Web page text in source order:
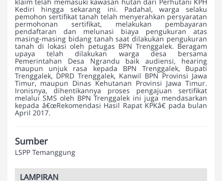
Kediri hingga sekarang ini. Padahal, warga selaku
pemohon sertifikat tanah telah menyerahkan persyaratan
permohonan sertifikat, melakukan pembayaran
pendaftaran dan melunasi biaya pengukuran atas
masing-masing bidang tanah saat dilakukan pengukuran
tanah di lokasi oleh petugas BPN Trenggalek. Beragam
upaya telah dilakukan warga desa bersama
Pemerintahan Desa Ngrandu baik audiensi, hearing
maupun unjuk rasa kepada BPN Trenggalek, Bupati
Trenggalek, DPRD Trenggalek, Kanwil BPN Provinsi Jawa
Timur, maupun Dinas Kehutanan Provinsi Jawa Timur.
Ironisnya, dihentikannya proses pengajuan sertifikat
melalui SMS oleh BPN Trenggalek ini juga mendasarkan
kepada â€œRekomendasi Hasil Rapat KPKâ€ pada bulan
April 2017.
Sumber
LSPP Temanggung
LAMPIRAN